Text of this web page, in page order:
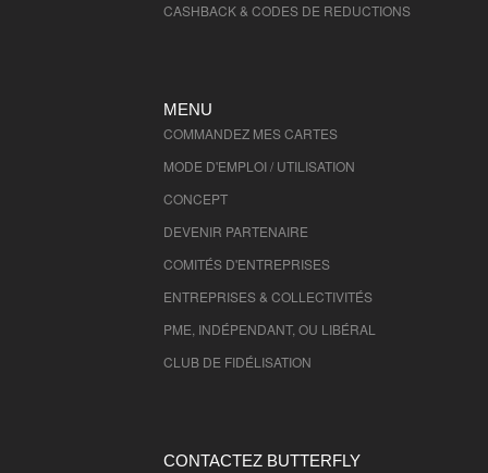
Vosges
Yonne - 89000 , (fr)
Ariege - 9000 , (fr)
Territoire de Belfort
Hauts de Seine
Seine St Denis - 93000 , (fr)
Val de Marne - 94000 , (fr)
Val D'Oise - 95000 , (fr)
CASHBACK & CODES DE REDUCTIONS
MENU
COMMANDEZ MES CARTES
MODE D'EMPLOI / UTILISATION
CONCEPT
DEVENIR PARTENAIRE
COMITÉS D'ENTREPRISES
ENTREPRISES & COLLECTIVITÉS
PME, INDÉPENDANT, OU LIBÉRAL
CLUB DE FIDÉLISATION
CONTACTEZ BUTTERFLY